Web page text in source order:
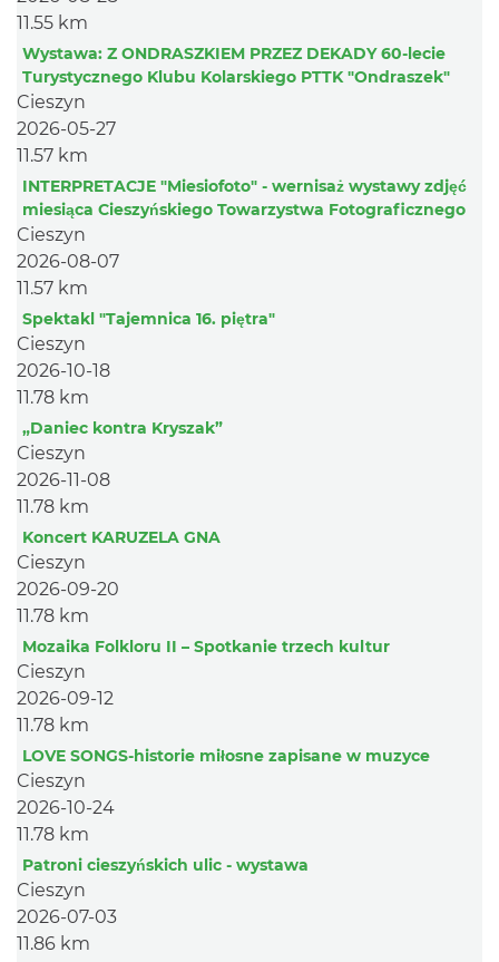
11.55 km
Wystawa: Z ONDRASZKIEM PRZEZ DEKADY 60-lecie
Turystycznego Klubu Kolarskiego PTTK "Ondraszek"
Cieszyn
2026-05-27
11.57 km
INTERPRETACJE "Miesiofoto" - wernisaż wystawy zdjęć
miesiąca Cieszyńskiego Towarzystwa Fotograficznego
Cieszyn
2026-08-07
11.57 km
Spektakl "Tajemnica 16. piętra"
Cieszyn
2026-10-18
11.78 km
„Daniec kontra Kryszak”
Cieszyn
2026-11-08
11.78 km
Koncert KARUZELA GNA
Cieszyn
2026-09-20
11.78 km
Mozaika Folkloru II – Spotkanie trzech kultur
Cieszyn
2026-09-12
11.78 km
LOVE SONGS-historie miłosne zapisane w muzyce
Cieszyn
2026-10-24
11.78 km
Patroni cieszyńskich ulic - wystawa
Cieszyn
2026-07-03
11.86 km